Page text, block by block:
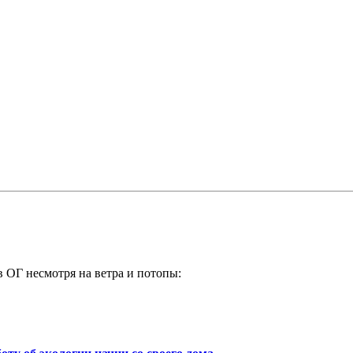
ОГ несмотря на ветра и потопы: